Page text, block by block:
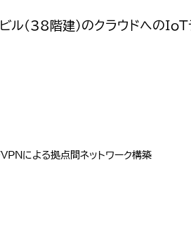
ル(38階建)のクラウドへのIoT
による拠点間ネットワーク構築